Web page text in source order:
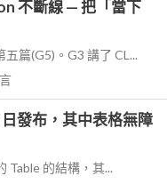
不斷線 — 把「當下
篇(G5)。G3 講了 CL...
發布，其中表格無障
Table 的結構，其...